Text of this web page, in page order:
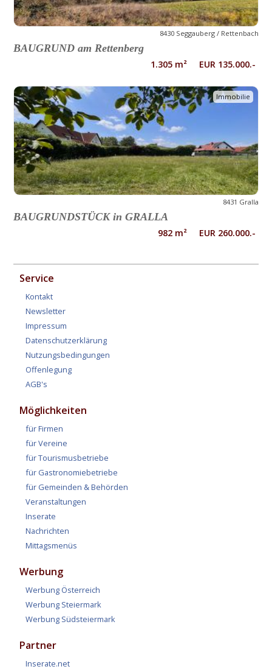
8430 Seggauberg / Rettenbach
BAUGRUND am Rettenberg
1.305 m² EUR 135.000.-
Immobilie
8431 Gralla
BAUGRUNDSTÜCK in GRALLA
982 m² EUR 260.000.-
Service
Kontakt
Newsletter
Impressum
Datenschutzerklärung
Nutzungsbedingungen
Offenlegung
AGB's
Möglichkeiten
für Firmen
für Vereine
für Tourismusbetriebe
für Gastronomiebetriebe
für Gemeinden & Behörden
Veranstaltungen
Inserate
Nachrichten
Mittagsmenüs
Werbung
Werbung Österreich
Werbung Steiermark
Werbung Südsteiermark
Partner
Inserate.net